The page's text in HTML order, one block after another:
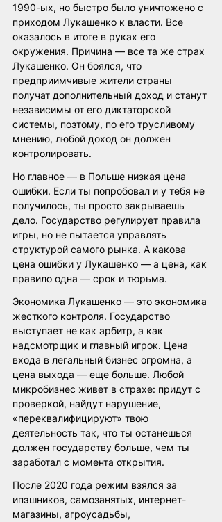
1990-ых, но быстро было уничтожено с
приходом Лукашенко к власти. Все
оказалось в итоге в руках его
окружения. Причина — все та же страх
Лукашенко. Он боялся, что
предприимчивые жители страны
получат дополнительный доход и станут
независимы от его диктаторской
системы, поэтому, по его трусливому
мнению, любой доход он должен
контролировать.
Но главное — в Польше низкая цена
ошибки. Если ты попробовал и у тебя не
получилось, ты просто закрываешь
дело. Государство регулирует правила
игры, но не пытается управлять
структурой самого рынка. А какова
цена ошибки у Лукашенко — а цена, как
правило одна — срок и тюрьма.
Экономика Лукашенко — это экономика
жесткого контроля. Государство
выступает не как арбитр, а как
надсмотрщик и главный игрок. Цена
входа в легальный бизнес огромна, а
цена выхода — еще больше. Любой
микробизнес живет в страхе: придут с
проверкой, найдут нарушение,
«переквалифицируют» твою
деятельность так, что ты останешься
должен государству больше, чем ты
заработал с момента открытия.
После 2020 года режим взялся за
ипэшников, самозанятых, интернет-
магазины, агроусадьбы,